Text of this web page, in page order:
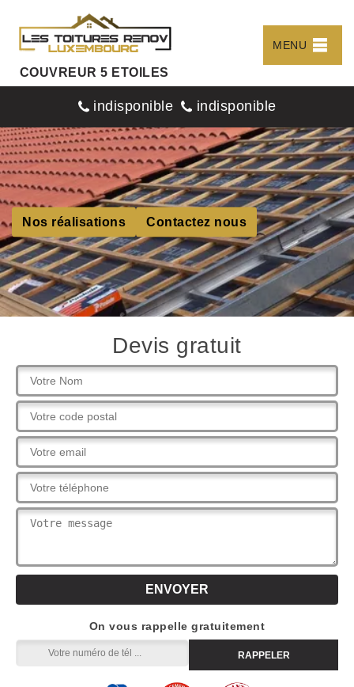
COUVREUR 5 ETOILES
MENU
indisponible indisponible
Nos réalisations Contactez nous
Devis gratuit
On vous rappelle gratuitement